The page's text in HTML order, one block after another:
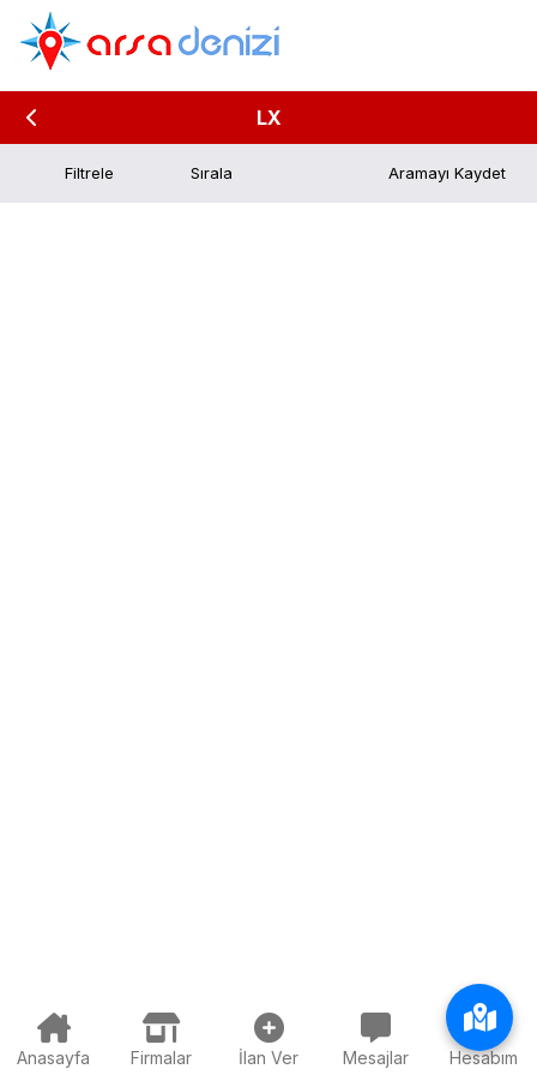
LX
Filtrele Aramayı Kaydet
Anasayfa Firmalar İlan Ver Mesajlar Hesabım